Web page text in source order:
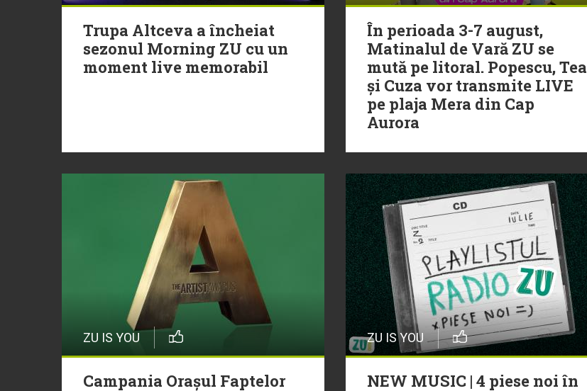
Trupa Altceva a încheiat
sezonul Morning ZU cu un
moment live memorabil
În perioada 3-7 august,
Matinalul de Vară ZU se
mută pe litoral. Popescu, Tea
și Cuza vor transmite LIVE
pe plaja Mera din Cap
Aurora
ZU IS YOU
Campania Orașul Faptelor
ZU IS YOU
NEW MUSIC | 4 piese noi în